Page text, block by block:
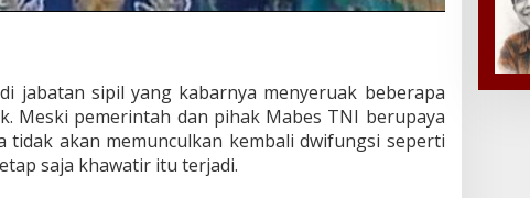
jabatan sipil yang kabarnya menyeruak beberapa
Meski pemerintah dan pihak Mabes TNI berupaya
tidak akan memunculkan kembali dwifungsi seperti
saja khawatir itu terjadi.